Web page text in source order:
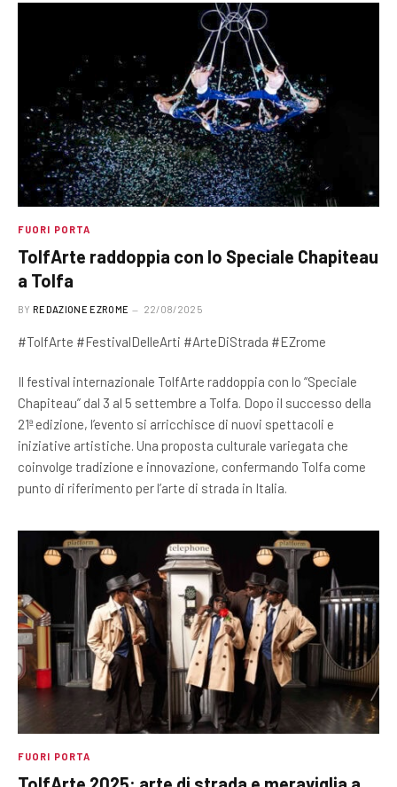
FUORI PORTA
TolfArte raddoppia con lo Speciale Chapiteau
a Tolfa
BY REDAZIONE EZROME 22/08/2025
#TolfArte #FestivalDelleArti #ArteDiStrada #EZrome
Il festival internazionale TolfArte raddoppia con lo “Speciale
Chapiteau” dal 3 al 5 settembre a Tolfa. Dopo il successo della
21ª edizione, l’evento si arricchisce di nuovi spettacoli e
iniziative artistiche. Una proposta culturale variegata che
coinvolge tradizione e innovazione, confermando Tolfa come
punto di riferimento per l’arte di strada in Italia.
FUORI PORTA